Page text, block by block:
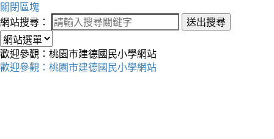
關閉區塊
網站搜尋：
送出搜尋
歡迎參觀：桃園市建德國民小學網站
歡迎參觀：桃園市建德國民小學網站